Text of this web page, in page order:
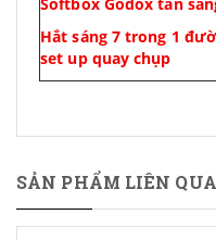
Hắt sáng 7 trong 1
set up quay chụp
SẢN PHẨM LIÊN